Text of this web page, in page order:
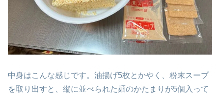
中身はこんな感じです。油揚げ5枚とかやく、粉末スープ
を取り出すと、縦に並べられた麺のかたまりが5個入って